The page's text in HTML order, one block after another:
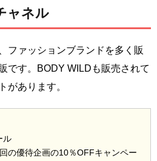
ャネル
ファッションブランドを多く販
です。BODY WILDも販売されて
があります。
ル
の優待企画の10％OFFキャンペー